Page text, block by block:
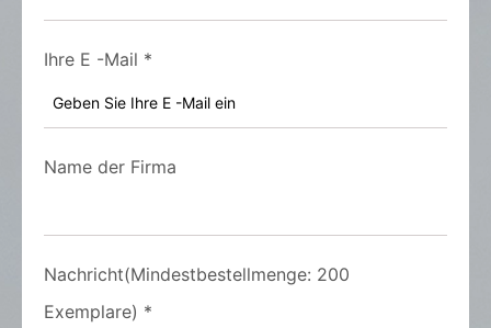
Ihre E -Mail *
Name der Firma
Nachricht(Mindestbestellmenge: 200
Exemplare) *